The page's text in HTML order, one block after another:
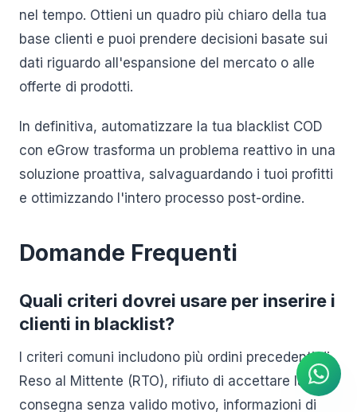
nel tempo. Ottieni un quadro più chiaro della tua
base clienti e puoi prendere decisioni basate sui
dati riguardo all'espansione del mercato o alle
offerte di prodotti.
In definitiva, automatizzare la tua blacklist COD
con eGrow trasforma un problema reattivo in una
soluzione proattiva, salvaguardando i tuoi profitti
e ottimizzando l'intero processo post-ordine.
Domande Frequenti
Quali criteri dovrei usare per inserire i
clienti in blacklist?
I criteri comuni includono più ordini precedenti di
Reso al Mittente (RTO), rifiuto di accettare la
consegna senza valido motivo, informazioni di
Agente IA
Risposte istantanee su